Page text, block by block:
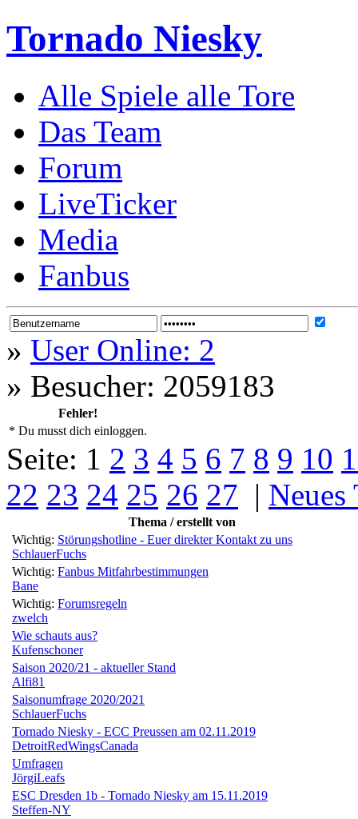
Tornado Niesky
Alle Spiele alle Tore
Das Team
Forum
LiveTicker
Media
Fanbus
» User Online: 2
» Besucher: 2059183
Fehler!
* Du musst dich einloggen.
Seite: 1 2 3 4 5 6 7 8 9 10
22 23 24 25 26 27 | Neues
Thema / erstellt von
Wichtig: Störungshotline - Euer direkter Kontakt zu uns
SchlauerFuchs
Wichtig: Fanbus Mitfahrbestimmungen
Bane
Wichtig: Forumsregeln
zwelch
Wie schauts aus?
Kufenschoner
Saison 2020/21 - aktueller Stand
Alfi81
Saisonumfrage 2020/2021
SchlauerFuchs
Tornado Niesky - ECC Preussen am 02.11.2019
DetroitRedWingsCanada
Umfragen
JörgiLeafs
ESC Dresden 1b - Tornado Niesky am 15.11.2019
Steffen-NY